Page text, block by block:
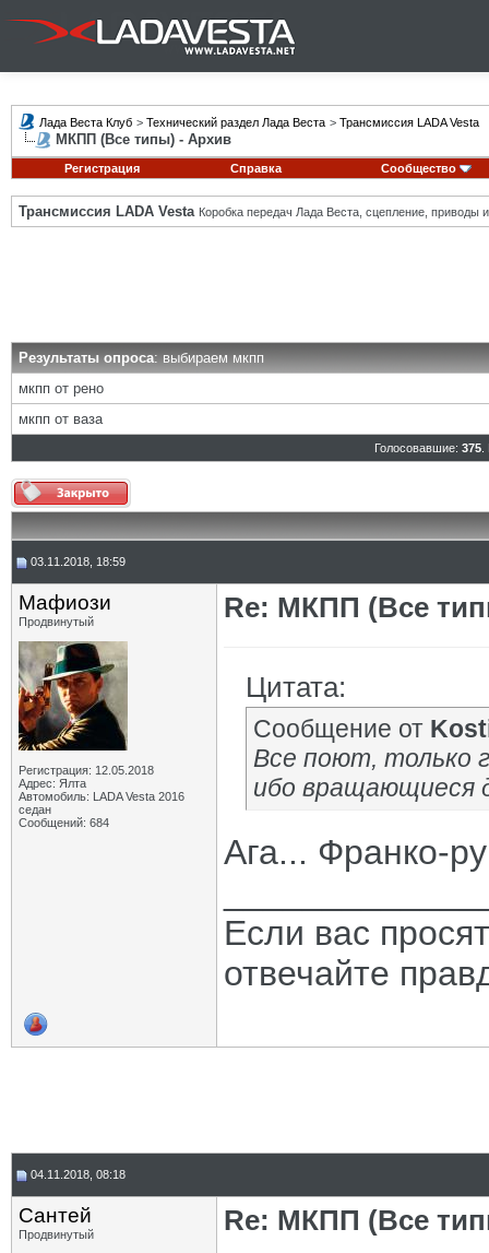
Лада Веста Клуб > Технический раздел Лада Веста > Трансмиссия LADA Vesta
МКПП (Все типы) - Архив
Регистрация Справка Сообщество
Трансмиссия LADA Vesta Коробка передач Лада Веста, сцепление, приводы и
Результаты опроса: выбираем мкпп
мкпп от рено
мкпп от ваза
Голосовавшие: 375.
03.11.2018, 18:59
Мафиози
Продвинутый
Регистрация: 12.05.2018
Адрес: Ялта
Автомобиль: LADA Vesta 2016
седан
Сообщений: 684
Re: МКПП (Все
Цитата:
Сообщение от
Все поют, только
ибо вращающиеся
Ага... Франко-
Если вас
отвечайте
04.11.2018, 08:18
Сантей
Продвинутый
Re: МКПП (Все